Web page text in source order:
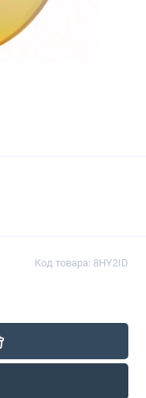
Код товара: 8HY2ID